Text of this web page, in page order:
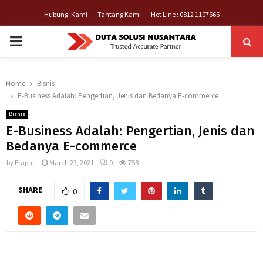
Hubungi Kami Tantang Kami Hot Line : 0812 1107666
PRIMARY
Home
Bisnis
E-Business Adalah: Pengertian, Jenis dan Bedanya E-commerce
Bisnis
E-Business Adalah: Pengertian, Jenis dan
Bedanya E-commerce
by Erapuji March 23, 2021 0 758
SHARE 0